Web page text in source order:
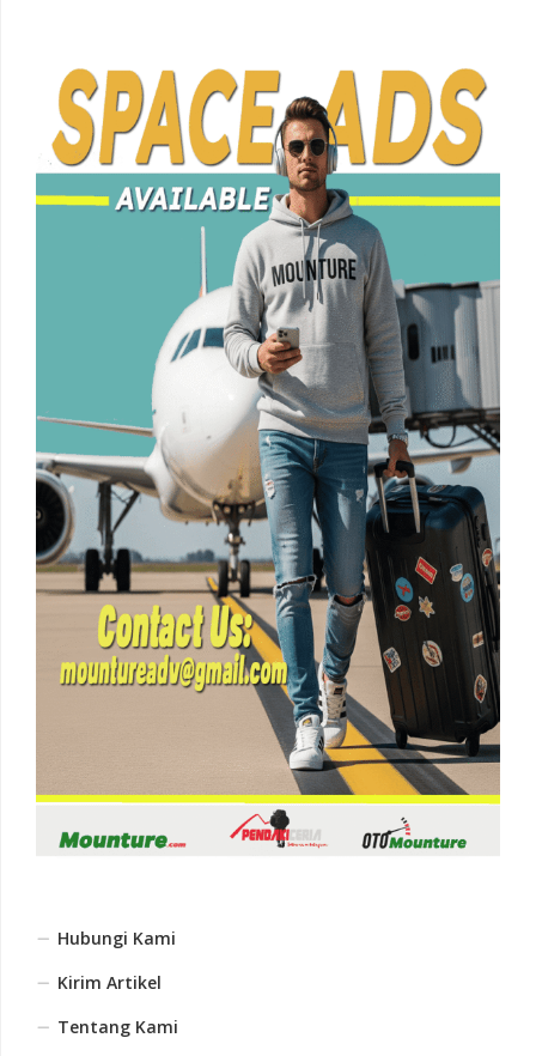
Hubungi Kami
Kirim Artikel
Tentang Kami